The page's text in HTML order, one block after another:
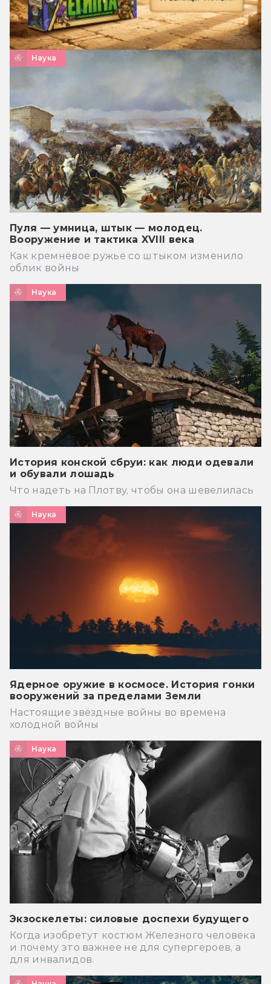
Наука
Пуля — умница, штык — молодец.
Вооружение и тактика XVIII века
Как кремнёвое ружьё со штыком изменило
облик войны
Наука
История конской сбруи: как люди одевали
и обували лошадь
Что надеть на Плотву, чтобы она шевелилась
Наука
Ядерное оружие в космосе. История гонки
вооружений за пределами Земли
Настоящие звёздные войны во времена
холодной войны
Наука
Экзоскелеты: силовые доспехи будущего
Когда изобретут костюм Железного человека
и почему это важнее не для супергероев, а
для инвалидов.